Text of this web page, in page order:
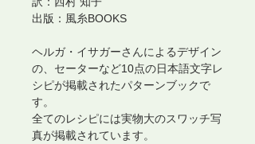
出版：風糸BOOKS
ヘルガ・イサガーさんによるデザイン
の、セーターなど10点の日本語文字レ
シピが掲載されたパターンブックで
す。
全てのレシピには実物大のスワッチ写
真が掲載されています。